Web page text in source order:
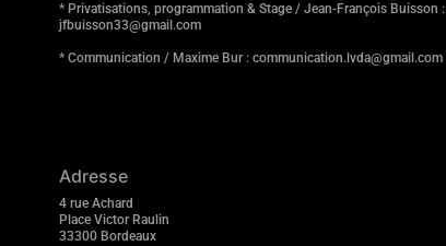
* Privatisations, programmation & Stage / Jean-François Buisson :
jfbuisson33@gmail.com
* Communication / Maxime Bur : communication.lvda@gmail.com
Adresse
4 rue Achard
Place Victor Raulin
33300 Bordeaux